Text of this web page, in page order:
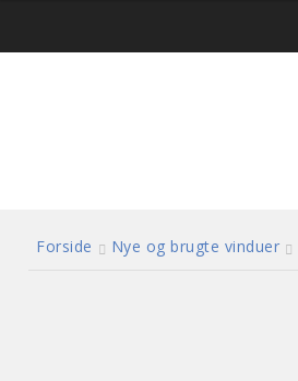
Forside Nye og brugte vinduer